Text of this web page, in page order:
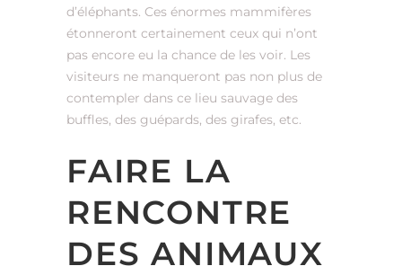
d’éléphants. Ces énormes mammifères
étonneront certainement ceux qui n’ont
pas encore eu la chance de les voir. Les
visiteurs ne manqueront pas non plus de
contempler dans ce lieu sauvage des
buffles, des guépards, des girafes, etc.
FAIRE LA
RENCONTRE
DES ANIMAUX